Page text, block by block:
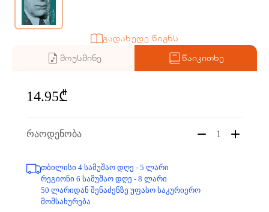
გადახედე წიგნს
მოუსმინე
წაიკითხე
14.95₾
რაოდენობა 1
თბილისი 4 სამუშაო დღე - 5 ლარი
რეგიონი 6 სამუშაო დღე - 8 ლარი
50 ლარიდან შენაძენზე უფასო საკურიერო
მომსახურება